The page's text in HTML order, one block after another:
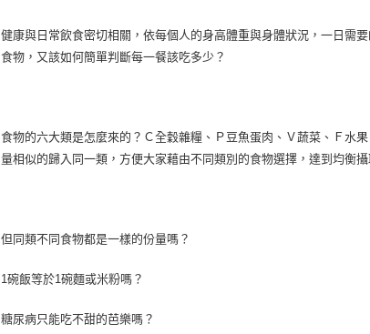
健康與日常飲食密切相關，依每個人的身高體重與身體狀況，一日需
食物，又該如何簡單判斷每一餐該吃多少？
食物的六大類是怎麼來的？Ｃ全穀雜糧、Ｐ豆魚蛋肉、Ｖ蔬菜、Ｆ水
量相似的歸入同一類，方便大家藉由不同類別的食物選擇，達到均衡攝
但同類不同食物都是一樣的份量嗎？
1碗飯等於1碗麵或米粉嗎？
糖尿病只能吃不甜的芭樂嗎？